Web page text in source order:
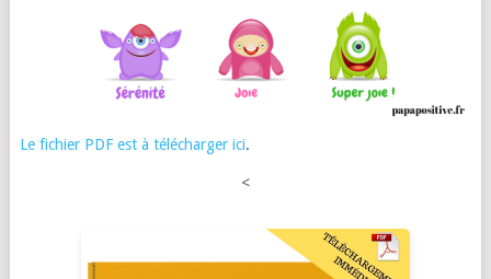
Le fichier PDF est à télécharger ici.
<